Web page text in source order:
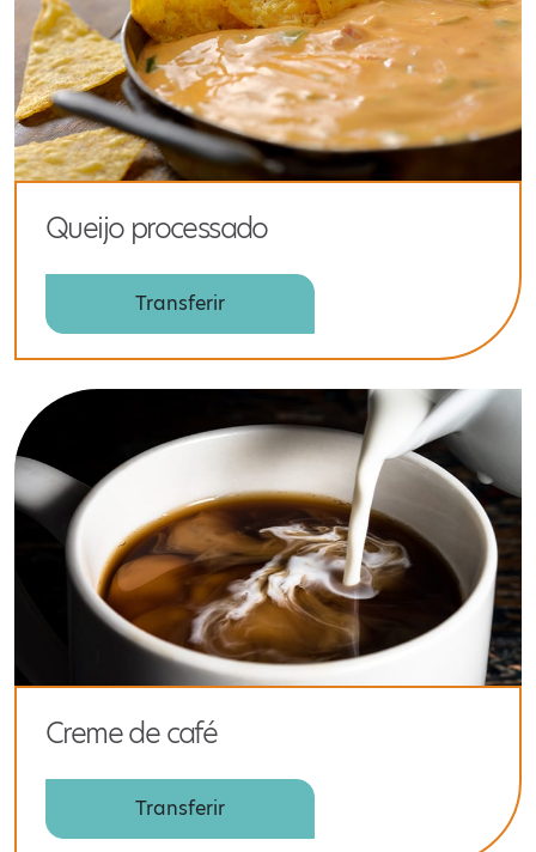
Queijo processado
Transferir
Creme de café
Transferir